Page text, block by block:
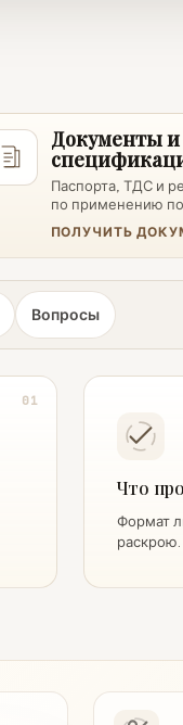
Документы и
Паспорта, ТДС и
по применению по
ПОЛУЧИТЬ
Вопросы
01
Что
Формат
раскрою.